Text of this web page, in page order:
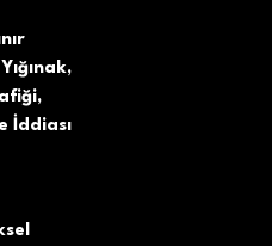
İddiası